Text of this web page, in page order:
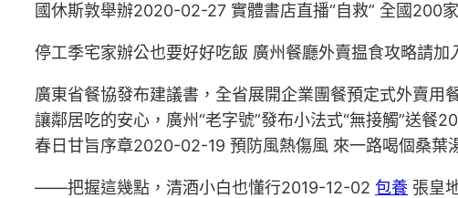
國休斯敦舉辦2020-02-27 實體書店直播“自救” 全國200
停工季宅家辦公也要好好吃飯 廣州餐廳外賣揾食攻略請加
廣東省餐協發布建議書，全省展開企業團餐預定式外賣
讓鄰居吃的安心，廣州“老字號”發布小法式“無接觸”送
春日甘旨序章2020-02-19 預防風熱傷風 來一路喝個桑
——把握這幾點，清酒小白也懂行2019-12-02 包養 張皇